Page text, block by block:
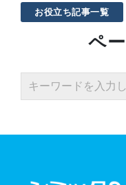
お役立ち記事一覧
ペ